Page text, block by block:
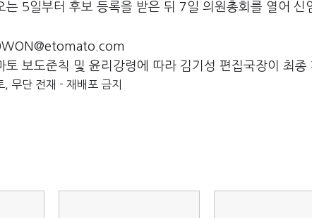
는 5일부터 후보 등록을 받은 뒤 7일 의원총회를 열어 신
토 보도준칙 및 윤리강령에 따라 김기성 편집국장이 최종
무단 전재 - 재배포 금지